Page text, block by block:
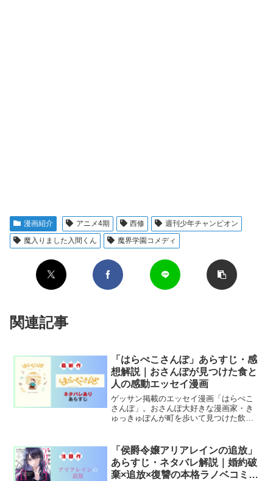
漫画紹介 アニメ4期 西修
週刊少年チャンピオン
魔入りました入間くん
魔界学園コメディ
関連記事
「はらぺこさんぽ」あらすじ・感
想解説｜おさんぽが見つけた食と
人の感動エッセイ漫画
ゲッサン掲載のエッセイ漫画「はらぺこ
さんぽ」。おさんぽ大好きな漫画家・き
ゅっきゅぽんが町を歩いて見つけた飲食
「侯爵令嬢アリアレインの追放」
あらすじ・ネタバレ解説｜婚約破
棄×追放×復讐の本格ラノベコミカ